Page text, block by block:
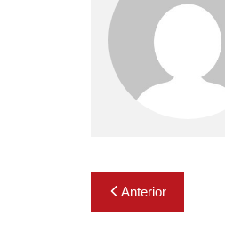
Navegação
de
Anterior